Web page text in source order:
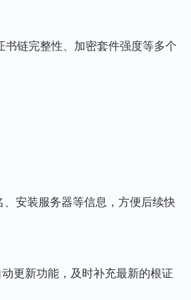
链完整性、加密套件强度等多个
安装服务器等信息，方便后续快
更新功能，及时补充最新的根证